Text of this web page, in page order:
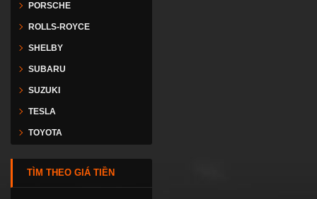
PORSCHE
ROLLS-ROYCE
SHELBY
SUBARU
SUZUKI
TESLA
TOYOTA
VOLKSWAGEN
TÌM THEO GIÁ TIỀN